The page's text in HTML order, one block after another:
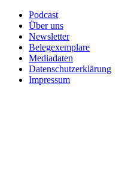
Podcast
Über uns
Newsletter
Belegexemplare
Mediadaten
Datenschutzerklärung
Impressum